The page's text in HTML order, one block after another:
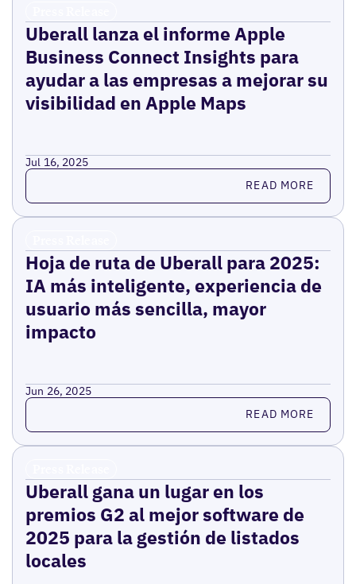
Uberall lanza el informe Apple
Business Connect Insights para
ayudar a las empresas a mejorar su
visibilidad en Apple Maps
Jul 16, 2025
Read more READ MORE
Hoja de ruta de Uberall para 2025:
IA más inteligente, experiencia de
usuario más sencilla, mayor
impacto
Jun 26, 2025
Read more READ MORE
Uberall gana un lugar en los
premios G2 al mejor software de
2025 para la gestión de listados
locales